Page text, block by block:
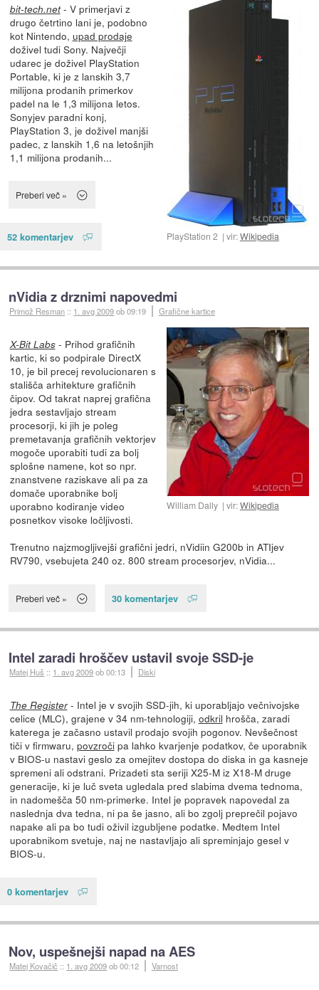
PlayStation 2 vir:Wikipedia
bit-tech.net- V primerjavi z
drugo četrtino lani je, podobno
kot Nintendo, upad prodaje
doživel tudi Sony. Največji
udarec je doživel PlayStation
Portable, ki je z lanskih 3,7
milijona prodanih primerkov
padel na le 1,3 milijona letos.
Sonyjev paradni konj,
PlayStation 3, je doživel manjši
padec, z lanskih 1,6 na letošnjih
1,1 milijona prodanih...
Preberi več »
52 komentarjev
nVidia z drznimi napovedmi
Primož Resman :: 1. avg 2009ob 09:19 Grafične kartice
William Dally vir:Wikipedia
X-Bit Labs- Prihod grafičnih
kartic, ki so podpirale DirectX
10, je bil precej revolucionaren s
stališča arhitekture grafičnih
čipov. Od takrat naprej grafična
jedra sestavljajo stream
procesorji, ki jih je poleg
premetavanja grafičnih vektorjev
mogoče uporabiti tudi za bolj
splošne namene, kot so npr.
znanstvene raziskave ali pa za
domače uporabnike bolj
uporabno kodiranje video
posnetkov visoke ločljivosti.
Trenutno najzmogljivejši grafični jedri, nVidiin G200b in ATIjev
RV790, vsebujeta 240 oz. 800 stream procesorjev, nVidia...
Preberi več » 30 komentarjev
Intel zaradi hroščev ustavil svoje SSD-je
Matej Huš :: 1. avg 2009ob 00:13 Diski
The Register- Intel je v svojih SSD-jih, ki uporabljajo večnivojske
celice (MLC), grajene v 34 nm-tehnologiji, odkril hrošča, zaradi
katerega je začasno ustavil prodajo svojih pogonov. Nevšečnost
tiči v firmwaru, povzročipa lahko kvarjenje podatkov, če uporabnik
v BIOS-u nastavi geslo za omejitev dostopa do diska in ga kasneje
spremeni ali odstrani. Prizadeti sta seriji X25-M iz X18-M druge
generacije, ki je luč sveta ugledala pred slabima dvema tednoma,
in nadomešča 50 nm-primerke. Intel je popravek napovedal za
naslednja dva tedna, ni pa še jasno, ali bo zgolj preprečil pojavo
napake ali pa bo tudi oživil izgubljene podatke. Medtem Intel
uporabnikom svetuje, naj ne nastavljajo ali spreminjajo gesel v
BIOS-u.
0 komentarjev
Nov, uspešnejši napad na AES
Matej Kovačič :: 1. avg 2009ob 00:12 Varnost